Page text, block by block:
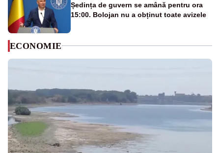
Ședința de guvern se amână pentru ora
15:00. Bolojan nu a obținut toate avizele
ECONOMIE